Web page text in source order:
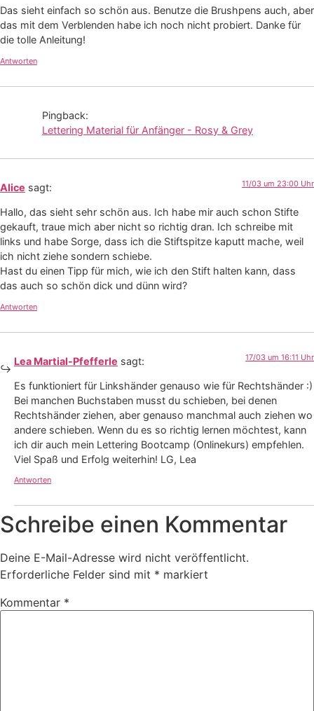
Das sieht einfach so schön aus. Benutze die Brushpens auch, aber
das mit dem Verblenden habe ich noch nicht probiert. Danke für
die tolle Anleitung!
Antworten
Pingback:
Lettering Material für Anfänger - Rosy & Grey
Alice sagt: 11/03 um 23:00 Uhr
Hallo, das sieht sehr schön aus. Ich habe mir auch schon Stifte
gekauft, traue mich aber nicht so richtig dran. Ich schreibe mit
links und habe Sorge, dass ich die Stiftspitze kaputt mache, weil
ich nicht ziehe sondern schiebe.
Hast du einen Tipp für mich, wie ich den Stift halten kann, dass
das auch so schön dick und dünn wird?
Antworten
Lea Martial-Pfefferle sagt: 17/03 um 16:11 Uhr
Es funktioniert für Linkshänder genauso wie für Rechtshänder :)
Bei manchen Buchstaben musst du schieben, bei denen
Rechtshänder ziehen, aber genauso manchmal auch ziehen wo
andere schieben. Wenn du es so richtig lernen möchtest, kann
ich dir auch mein Lettering Bootcamp (Onlinekurs) empfehlen.
Viel Spaß und Erfolg weiterhin! LG, Lea
Antworten
Schreibe einen Kommentar
Deine E-Mail-Adresse wird nicht veröffentlicht.
Erforderliche Felder sind mit * markiert
Kommentar *